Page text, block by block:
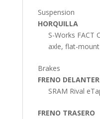
Suspension
HORQUILLA
S-Works FACT
axle, flat-
Brakes
FRENO
SRAM Rival
FRENO TRASERO